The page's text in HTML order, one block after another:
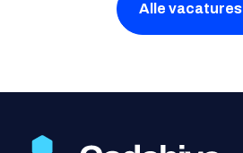
Alle vacatures